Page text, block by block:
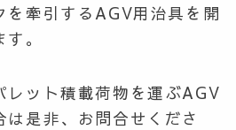
を牽引するAGV用治具を開
。
レット積載荷物を運ぶAGV
是非、お問合せくださ